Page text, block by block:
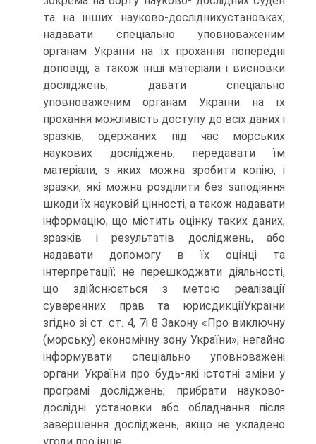
та на інших науково-досліднихустановках;
надавати спеціально уповноваженим
органам України на їх прохання попередні
доповіді, а також інші матеріали і висновки
досліджень; давати спеціально
уповноваженим органам України на їх
прохання можливість доступу до всіх даних і
зразків, одержаних під час морських
наукових досліджень, передавати їм
матеріали, з яких можна зробити копію, і
зразки, які можна розділити без заподіяння
шкоди їх науковій цінності, а також надавати
інформацію, що містить оцінку таких даних,
зразків і результатів досліджень, або
надавати допомогу в їх оцінці та
інтерпретації; не перешкоджати діяльності,
що здійснюється з метою реалізації
суверенних прав та юрисдикціїУкраїни
згідно зі ст. ст. 4, 7і 8 Закону «Про виключну
(морську) еко­номічну зону України»; негайно
інформувати спеціально уповноважені
органи України про будь-які істотні зміни у
програмі досліджень; прибрати науково-
дослідні установки або обладнання після
завершення досліджень, якщо не укладено